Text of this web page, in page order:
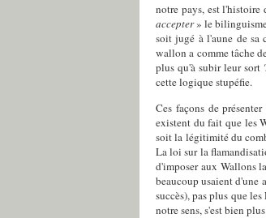
notre pays, est l'histoire
accepter» le
soit jugé à l'aune de sa
wallon a comme tâche
plus qu'à subir leur sort
cette logique stupéfie.
Ces façons de
existent du fait que les
soit la légitimité du
La loi sur la
d'imposer aux Wallons
beaucoup usaient d'une
succès), pas plus que
notre sens, s'est bien